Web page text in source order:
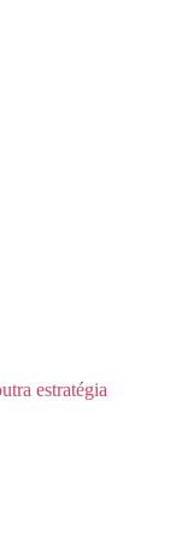
estratégia